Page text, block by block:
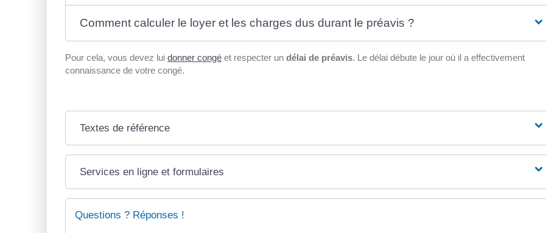
Comment calculer le loyer et les charges dus durant le préavis ?
Pour cela, vous devez lui donner congé et respecter un délai de préavis. Le délai débute le jour où il a effectivement
connaissance de votre congé.
Textes de référence
Services en ligne et formulaires
Questions ? Réponses !